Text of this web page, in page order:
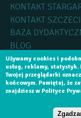
NABÓR
KONTAKT
KONTAKT
BAZA
BLOG
Copyright byMedica
Realizacja:Software
Używamy cookies i
usług, reklamy, statystyk.
Twojej przeglądarki
końcowym. Pamiętaj, że
znajdziesz w Polityce